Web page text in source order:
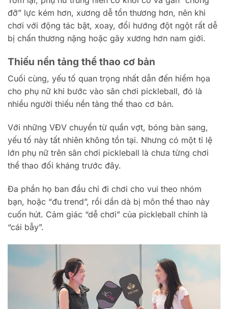
đỡ” lực kém hơn, xương dễ tổn thương hơn, nên khi
chơi với động tác bật, xoay, đổi hướng đột ngột rất dễ
bị chấn thương nặng hoặc gãy xương hơn nam giới.
Thiếu nền tảng thể thao cơ bản
Cuối cùng, yếu tố quan trọng nhất dẫn đến hiểm họa
cho phụ nữ khi bước vào sân chơi pickleball, đó là
nhiều người thiếu nền tảng thể thao cơ bản.
Với những VĐV chuyển từ quần vợt, bóng bàn sang,
yếu tố này tất nhiên không tồn tại. Nhưng có một tỉ lệ
lớn phụ nữ trên sân chơi pickleball là chưa từng chơi
thể thao đối kháng trước đây.
Đa phần họ ban đầu chỉ đi chơi cho vui theo nhóm
bạn, hoặc “đu trend”, rồi dần dà bị môn thể thao này
cuốn hút. Cảm giác “dễ chơi” của pickleball chính là
“cái bẫy”.